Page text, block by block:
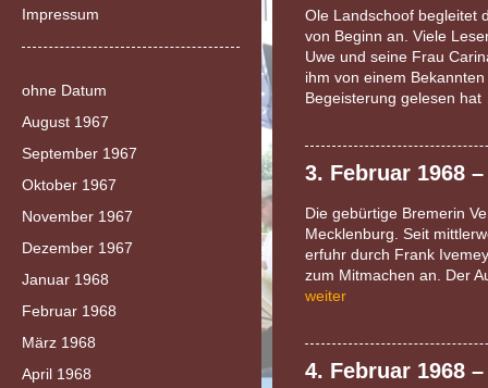
Ole Landschoof begleitet
von Beginn an. Viele
Uwe und seine Frau
ihm von einem
Begeisterung gelesen hat
3. Februar 1968
Die gebürtige Bremerin
Mecklenburg. Seit
erfuhr durch Frank
zum Mitmachen an. Der
weiter
4. Februar 1968
Impressum
ohne Datum
August 1967
September 1967
Oktober 1967
November 1967
Dezember 1967
Januar 1968
Februar 1968
März 1968
April 1968